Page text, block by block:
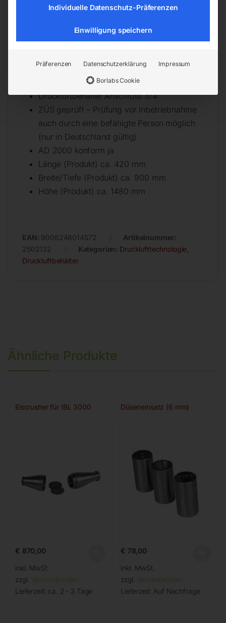
Anzahl Behälter 2
Bemerkung Behälterinhalt 2 x 75 l
Höchstdruck 13 bar
Druckluftbehälter Anschluss 3/4″
ZÜS geprüft – Prüfung vor Inbetriebnahme
auch durch eine befähigte Person möglich
(nur in Deutschland gültig)
AD 2000 konform ja
Länge (Produkt) ca. 420 mm
Breite/Tiefe (Produkt) ca. 900 mm
Höhe (Produkt) ca. 1480 mm
EAN: 9006248014572
Artikelnummer:
2502132
Kategorien: Drucklufttechnologie
Druckluftbehälter
Ähnliche Produkte
Eiscrusher für IBL 3000
€ 870,00
inkl. MwSt.
zzgl. Versandkosten
Lieferzeit: ca. 2 - 3 Tage
Düseneinsatz (6 mm)
€ 78,00
inkl. MwSt.
zzgl. Versandkosten
Lieferzeit: Auf Nachfrage
Individuelle Datenschutz-Präferenzen
Einwilligung speichern
Präferenzen Datenschutzerklärung Impressum
Borlabs Cookie